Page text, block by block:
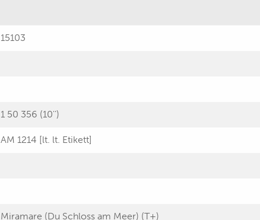
15103
1 50 356 (10'')
AM 1214 [lt. lt. Etikett]
Miramare (Du Schloss am Meer) (T+)